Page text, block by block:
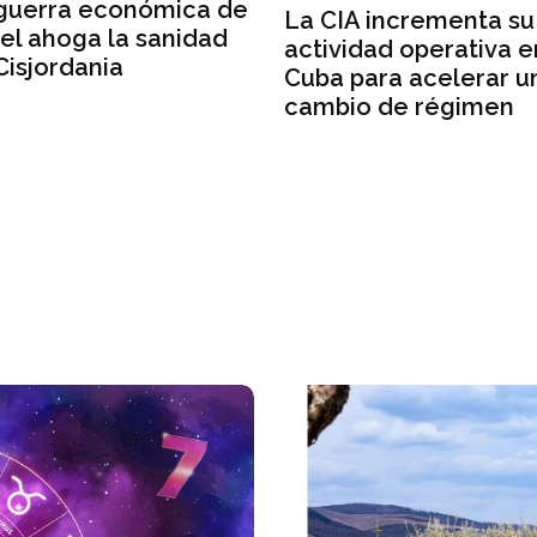
económica de
ahoga la sanidad
La CIA incrementa su
actividad operativa
Cuba para acelerar
cambio de régimen